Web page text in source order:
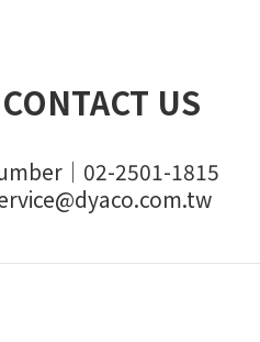
US
｜02-2501-1815